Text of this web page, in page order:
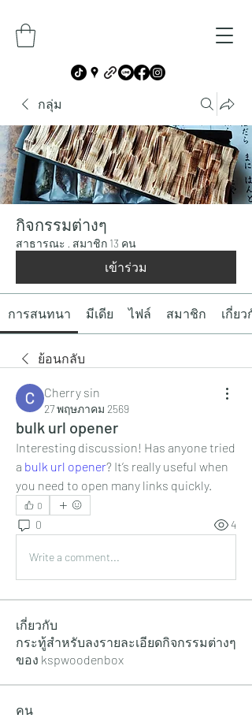
กลุ่ม
กิจกรรมต่างๆ
สาธารณะ · สมาชิก 13 คน
เข้าร่วม
การสนทนา มีเดีย ไฟล์ สมาชิก เกี่ยว
ย้อนกลับ
Cherry sin
27 พฤษภาคม 2569
bulk url opener
Interesting discussion! Has anyone tried
a bulk url opener? It’s really useful when
you need to open many links quickly.
0
0 4
Write a comment...
เกี่ยวกับ
กระทู้สำหรับลงรายละเอียดกิจกรรมต่างๆ
ของ kspwoodenbox
คน